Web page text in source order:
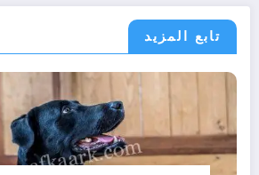
تابع المزيد